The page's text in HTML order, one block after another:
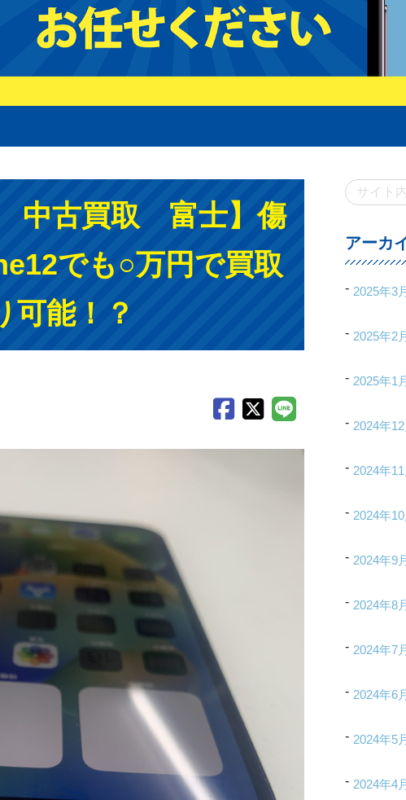
中古買取 富士】傷
でも○万円で買取
可能！？
アーカ
2025年3月
2025年2月
2025年1月
2024年12
2024年11
2024年10
2024年9月
2024年8月
2024年7月
2024年6月
2024年5月
2024年4月